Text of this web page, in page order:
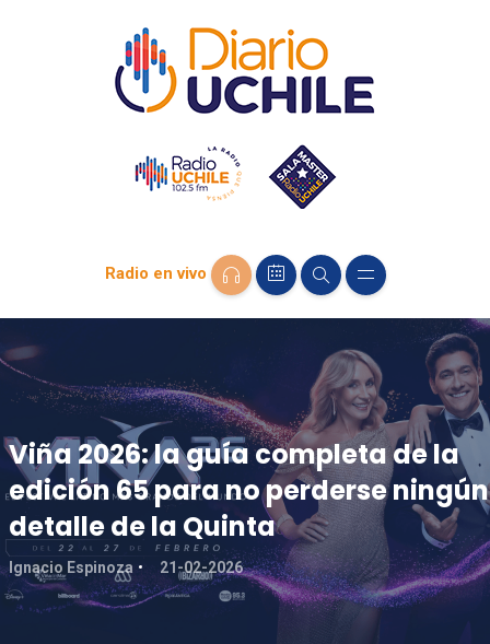
Radio en vivo
Viña 2026: la guía completa de la
edición 65 para no perderse ningún
detalle de la Quinta
Ignacio Espinoza 21-02-2026